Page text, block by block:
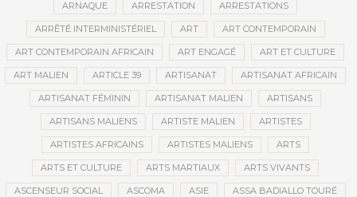
ARNAQUE ARRESTATION ARRESTATIONS
ARRÊTÉ INTERMINISTÉRIEL ART ART CONTEMPORAIN
ART CONTEMPORAIN AFRICAIN ART ENGAGÉ ART ET CULTURE
ART MALIEN ARTICLE 39 ARTISANAT ARTISANAT AFRICAIN
ARTISANAT FÉMININ ARTISANAT MALIEN ARTISANS
ARTISANS MALIENS ARTISTE MALIEN ARTISTES
ARTISTES AFRICAINS ARTISTES MALIENS ARTS
ARTS ET CULTURE ARTS MARTIAUX ARTS VIVANTS
ASCENSEUR SOCIAL ASCOMA ASIE ASSA BADIALLO TOURÉ